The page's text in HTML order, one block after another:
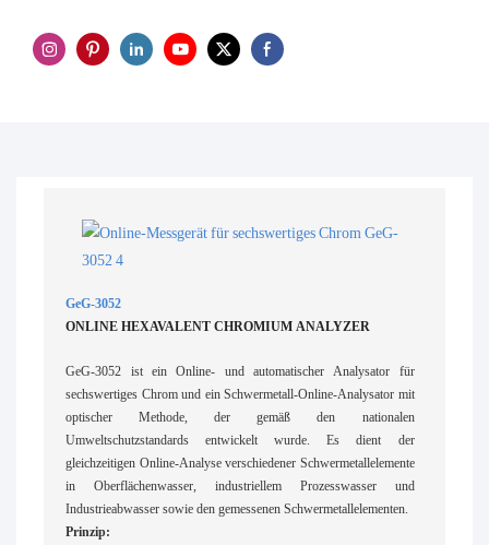
GeG-3052
ONLINE HEXAVALENT CHROMIUM ANALYZER
GeG-3052 ist ein Online- und automatischer Analysator für
sechswertiges Chrom und ein Schwermetall-Online-Analysator mit
optischer Methode, der gemäß den nationalen
Umweltschutzstandards entwickelt wurde. Es dient der
gleichzeitigen Online-Analyse verschiedener Schwermetallelemente
in Oberflächenwasser, industriellem Prozesswasser und
Industrieabwasser sowie den gemessenen Schwermetallelementen.
Prinzip: